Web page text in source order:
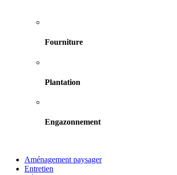
Fourniture
Plantation
Engazonnement
Aménagement paysager
Entretien